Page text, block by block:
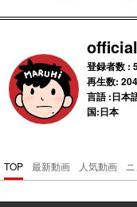
登録者数 :
再生数:
言語 :日本
国:日本
TOP 最新動画 人気動画